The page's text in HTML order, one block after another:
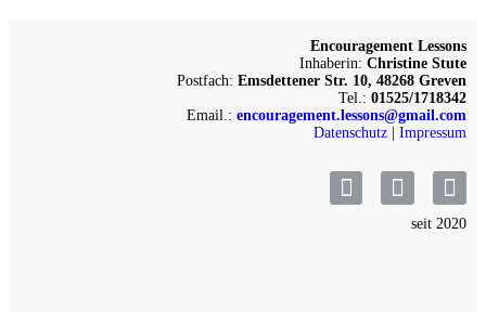
Encouragement Lessons
Inhaberin: Christine Stute
Postfach: Emsdettener Str. 10, 48268 Greven
Tel.: 01525/1718342
Email.: encouragement.lessons@gmail.com
Datenschutz
Impressum
seit 2020